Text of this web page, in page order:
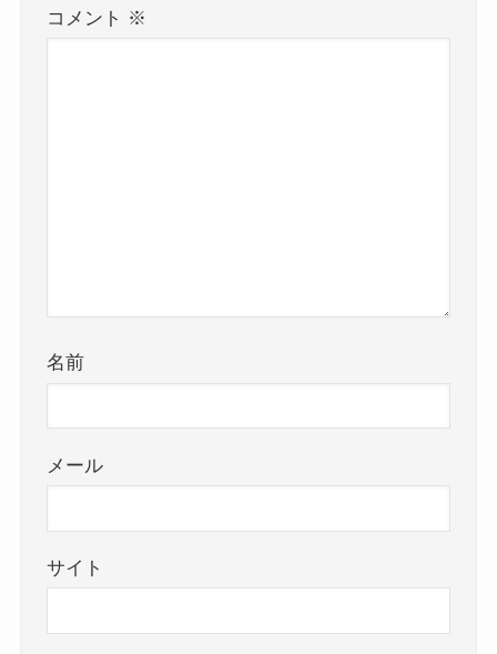
コメント ※
名前
メール
サイト